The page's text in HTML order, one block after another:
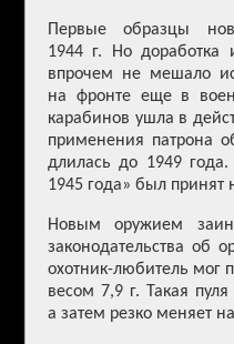
Первые образцы
1944 г. Но
впрочем не мешало
на фронте еще в
карабинов ушла в
применения патрона
длилась до 1949
1945 года» был принят
Новым оружием
законодательства об
охотник-любитель мог
весом 7,9 г. Такая
а затем резко меняет